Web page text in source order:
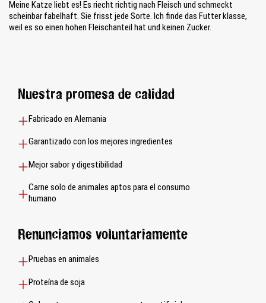
Meine Katze liebt es! Es riecht richtig nach Fleisch und schmeckt
scheinbar fabelhaft. Sie frisst jede Sorte. Ich finde das Futter klasse,
weil es so einen hohen Fleischanteil hat und keinen Zucker.
Nuestra promesa de calidad
Fabricado en Alemania
Garantizado con los mejores ingredientes
Mejor sabor y digestibilidad
Carne solo de animales aptos para el consumo
humano
Renunciamos voluntariamente
Pruebas en animales
Proteína de soja